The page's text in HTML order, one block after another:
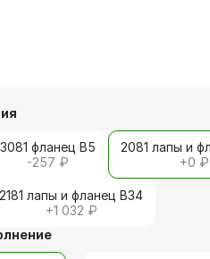
3081 фланец В5
-257 ₽
2081 лапы и
+0 ₽
2181 лапы и фланец В34
+1 032 ₽